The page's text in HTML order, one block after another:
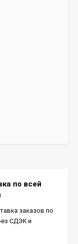
по всей
заказов по
СДЭК и